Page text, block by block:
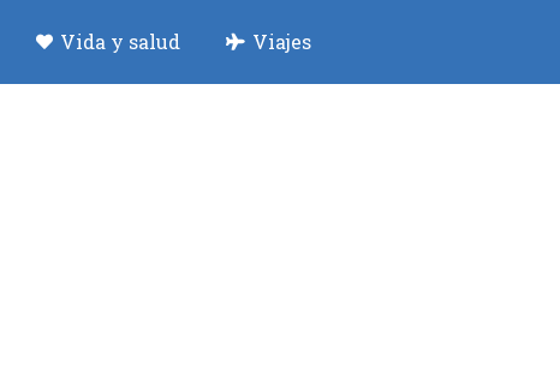
Vida y salud Viajes